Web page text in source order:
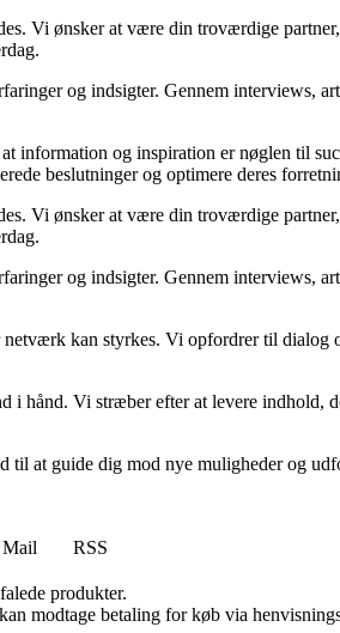
Vi ønsker at være din troværdige
og indsigter. Gennem interviews,
og inspiration er nøglen til
beslutninger og optimere deres
Vi ønsker at være din troværdige
og indsigter. Gennem interviews,
kan styrkes. Vi opfordrer til dialog
hånd. Vi stræber efter at levere indhold,
at guide dig mod nye muligheder og
Mail
RSS
produkter.
modtage betaling for køb via